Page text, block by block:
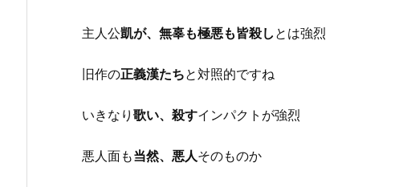
主人公凱が、無辜も極悪も皆殺し とは強烈
旧作の正義漢たちと対照的ですね
いきなり 歌い、殺すインパクトが強烈
悪人面も当然、悪人そのものか